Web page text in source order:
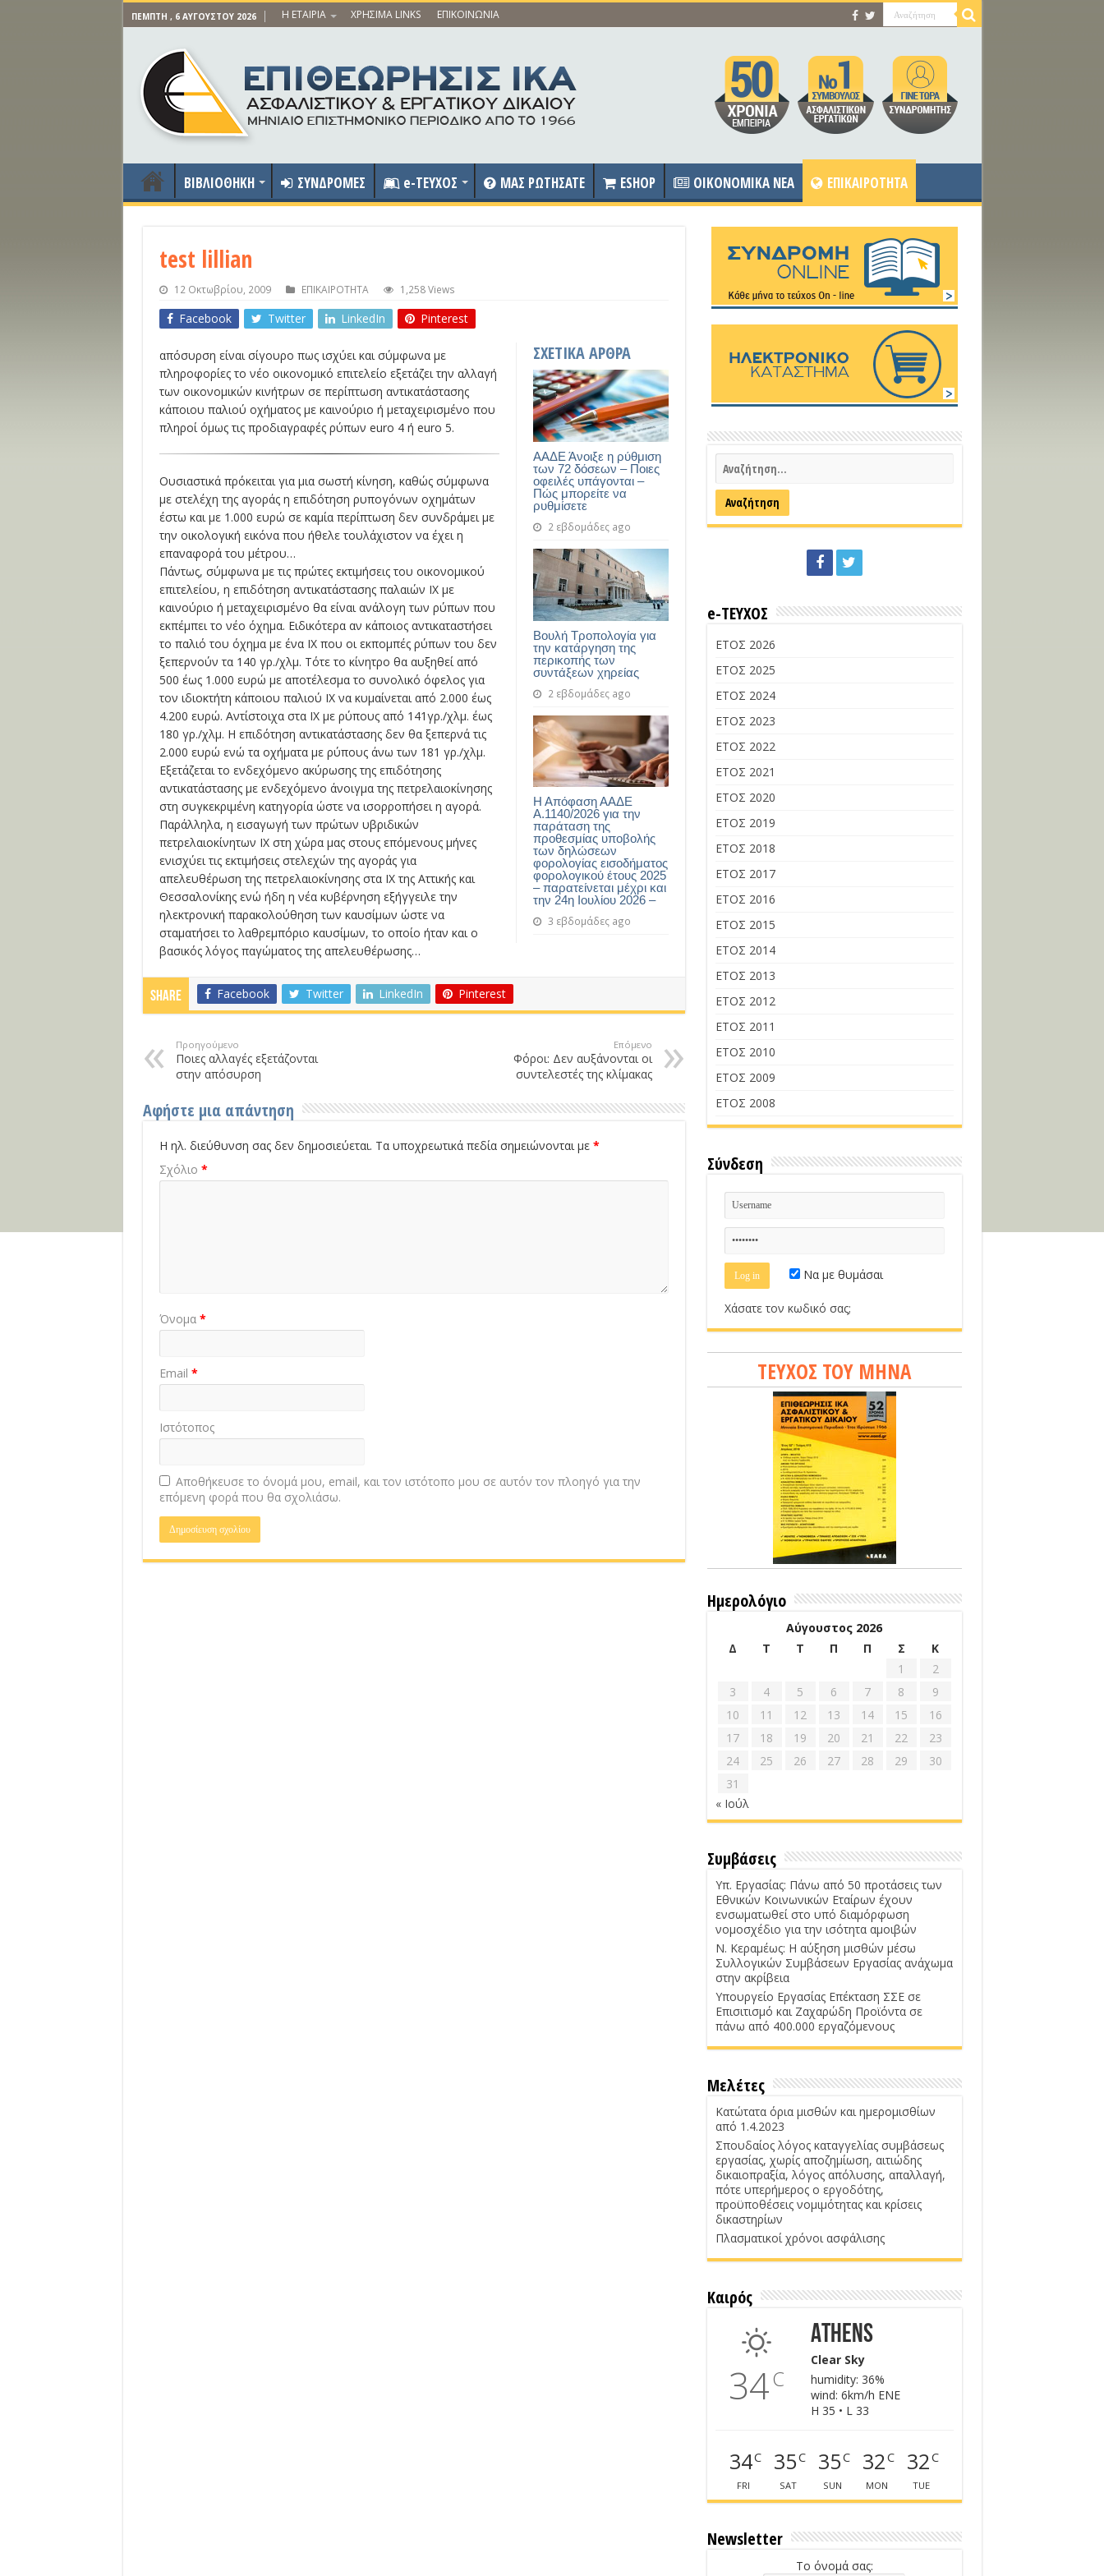
ΠΈΜΠΤΗ , 6 ΑΥΓΟΎΣΤΟΥ 2026 Η ΕΤΑΙΡΙΑ ΧΡΗΣΙΜΑ LINKS ΕΠΙΚΟΙΝΩΝΙΑ
ΒΙΒΛΙΟΘΗΚΗ ΣΥΝΔΡΟΜΕΣ e-ΤΕΥΧΟΣ ΜΑΣ ΡΩΤΗΣΑΤΕ ESHOP OIKONOMIKA NEA ΕΠΙΚΑΙΡΟΤΗΤΑ
test lillian
12 Οκτωβρίου, 2009 ΕΠΙΚΑΙΡΟΤΗΤΑ 1,258 Views
Facebook Twitter LinkedIn Pinterest
ΣΧΕΤΙΚΑ ΑΡΘΡΑ
ΑΑΔΕ Άνοιξε η ρύθμιση
των 72 δόσεων – Ποιες
οφειλές υπάγονται –
Πώς μπορείτε να
ρυθμίσετε
2 εβδομάδες ago
Βουλή Τροπολογία για
την κατάργηση της
περικοπής των
συντάξεων χηρείας
2 εβδομάδες ago
Η Απόφαση ΑΑΔΕ
Α.1140/2026 για την
παράταση της
προθεσμίας υποβολής
των δηλώσεων
φορολογίας εισοδήματος
φορολογικού έτους 2025
– παρατείνεται μέχρι και
την 24η Ιουλίου 2026 –
3 εβδομάδες ago
απόσυρση είναι σίγουρο πως ισχύει και σύμφωνα με
πληροφορίες το νέο οικονομικό επιτελείο εξετάζει την αλλαγή
των οικονομικών κινήτρων σε περίπτωση αντικατάστασης
κάποιου παλιού οχήματος με καινούριο ή μεταχειρισμένο που
πληροί όμως τις προδιαγραφές ρύπων euro 4 ή euro 5.
Ουσιαστικά πρόκειται για μια σωστή κίνηση, καθώς σύμφωνα
με στελέχη της αγοράς η επιδότηση ρυπογόνων οχημάτων
έστω και με 1.000 ευρώ σε καμία περίπτωση δεν συνδράμει με
την οικολογική εικόνα που ήθελε τουλάχιστον να έχει η
επαναφορά του μέτρου…
Πάντως, σύμφωνα με τις πρώτες εκτιμήσεις του οικονομικού
επιτελείου, η επιδότηση αντικατάστασης παλαιών ΙΧ με
καινούριο ή μεταχειρισμένο θα είναι ανάλογη των ρύπων που
εκπέμπει το νέο όχημα. Ειδικότερα αν κάποιος αντικαταστήσει
το παλιό του όχημα με ένα ΙΧ που οι εκπομπές ρύπων του δεν
ξεπερνούν τα 140 γρ./χλμ. Τότε το κίνητρο θα αυξηθεί από
500 έως 1.000 ευρώ με αποτέλεσμα το συνολικό όφελος για
τον ιδιοκτήτη κάποιου παλιού ΙΧ να κυμαίνεται από 2.000 έως
4.200 ευρώ. Αντίστοιχα στα ΙΧ με ρύπους από 141γρ./χλμ. έως
180 γρ./χλμ. Η επιδότηση αντικατάστασης δεν θα ξεπερνά τις
2.000 ευρώ ενώ τα οχήματα με ρύπους άνω των 181 γρ./χλμ.
Εξετάζεται το ενδεχόμενο ακύρωσης της επιδότησης
αντικατάστασης με ενδεχόμενο άνοιγμα της πετρελαιοκίνησης
στη συγκεκριμένη κατηγορία ώστε να ισορροπήσει η αγορά.
Παράλληλα, η εισαγωγή των πρώτων υβριδικών
πετρελαιοκίνητων ΙΧ στη χώρα μας στους επόμενους μήνες
ενισχύει τις εκτιμήσεις στελεχών της αγοράς για
απελευθέρωση της πετρελαιοκίνησης στα ΙΧ της Αττικής και
Θεσσαλονίκης ενώ ήδη η νέα κυβέρνηση εξήγγειλε την
ηλεκτρονική παρακολούθηση των καυσίμων ώστε να
σταματήσει το λαθρεμπόριο καυσίμων, το οποίο ήταν και ο
βασικός λόγος παγώματος της απελευθέρωσης…
Share Facebook Twitter LinkedIn Pinterest
Προηγούμενο
Ποιες αλλαγές εξετάζονται
στην απόσυρση
Επόμενο
Φόροι: Δεν αυξάνονται οι
συντελεστές της κλίμακας
Αφήστε μια απάντηση
Η ηλ. διεύθυνση σας δεν δημοσιεύεται. Τα υποχρεωτικά πεδία σημειώνονται με *
Σχόλιο *
Όνομα *
Email *
Ιστότοπος
Αποθήκευσε το όνομά μου, email, και τον ιστότοπο μου σε αυτόν τον πλοηγό για την
επόμενη φορά που θα σχολιάσω.
e-ΤΕΥΧΟΣ
ΕΤΟΣ 2026
ΕΤΟΣ 2025
ΕΤΟΣ 2024
ΕΤΟΣ 2023
ΕΤΟΣ 2022
ΕΤΟΣ 2021
ΕΤΟΣ 2020
ΕΤΟΣ 2019
ΕΤΟΣ 2018
ΕΤΟΣ 2017
ΕΤΟΣ 2016
ΕΤΟΣ 2015
ΕΤΟΣ 2014
ΕΤΟΣ 2013
ΕΤΟΣ 2012
ΕΤΟΣ 2011
ΕΤΟΣ 2010
ΕΤΟΣ 2009
ΕΤΟΣ 2008
Σύνδεση
Να με θυμάσαι
Χάσατε τον κωδικό σας;
ΤΕΥΧΟΣ ΤΟΥ ΜΗΝΑ
Ημερολόγιο
Αύγουστος 2026
Δ
Τ Τ Π Π Σ
Κ
1
2
3
4 5 6 7 8
9
10
11 12 13 14 15
16
17
18 19 20 21 22
23
24
25 26 27 28 29
30
31
« Ιούλ
Συμβάσεις
Υπ. Εργασίας: Πάνω από 50 προτάσεις των
Εθνικών Κοινωνικών Εταίρων έχουν
ενσωματωθεί στο υπό διαμόρφωση
νομοσχέδιο για την ισότητα αμοιβών
Ν. Κεραμέως: Η αύξηση μισθών μέσω
Συλλογικών Συμβάσεων Εργασίας ανάχωμα
στην ακρίβεια
Υπουργείο Εργασίας Επέκταση ΣΣΕ σε
Επισιτισμό και Ζαχαρώδη Προϊόντα σε
πάνω από 400.000 εργαζόμενους
Μελέτες
Κατώτατα όρια μισθών και ημερομισθίων
από 1.4.2023
Σπουδαίος λόγος καταγγελίας συμβάσεως
εργασίας, χωρίς αποζημίωση, αιτιώδης
δικαιοπραξία, λόγος απόλυσης, απαλλαγή,
πότε υπερήμερος ο εργοδότης,
προϋποθέσεις νομιμότητας και κρίσεις
δικαστηρίων
Πλασματικοί χρόνοι ασφάλισης
Καιρός
34C
Athens
Clear Sky
humidity: 36%
wind: 6km/h ENE
H 35 • L 33
34C
FRI
35C
SAT
35C
SUN
32C
MON
32C
TUE
Newsletter
Το όνομά σας: